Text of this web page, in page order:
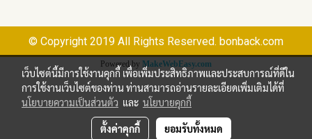
© Copyright 2019 All Rights Reserved. bonback.com
Powered by MakeWebEasy.com
เว็บไซต์นี้มีการใช้งานคุกกี้ เพื่อเพิ่มประสิทธิภาพและประสบการณ์ที่ดีใน
การใช้งานเว็บไซต์ของท่าน ท่านสามารถอ่านรายละเอียดเพิ่มเติมได้ที่
นโยบายความเป็นส่วนตัว และ นโยบายคุกกี้
ตั้งค่าคุกกี้ ยอมรับทั้งหมด